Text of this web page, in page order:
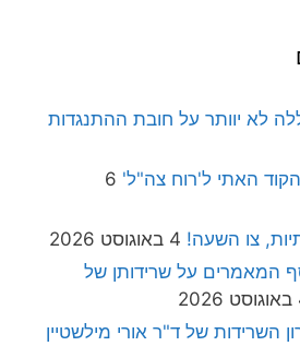
לא יוותר על חובת ההתנגדות
הקוד האתי ל'רוח צה"ל' 6
צו השעה! 4 באוגוסט 2026
המאמרים על שרידותן של
השרידות של ד"ר אורי מילשטיין